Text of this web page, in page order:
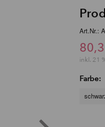
Art.Nr.:
inkl. 21
Farbe: